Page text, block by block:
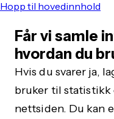
Hopp til hovedinnhold
Får vi samle
hvordan du
Hvis du svarer ja,
bruker til statistikk
nettsiden. Du kan